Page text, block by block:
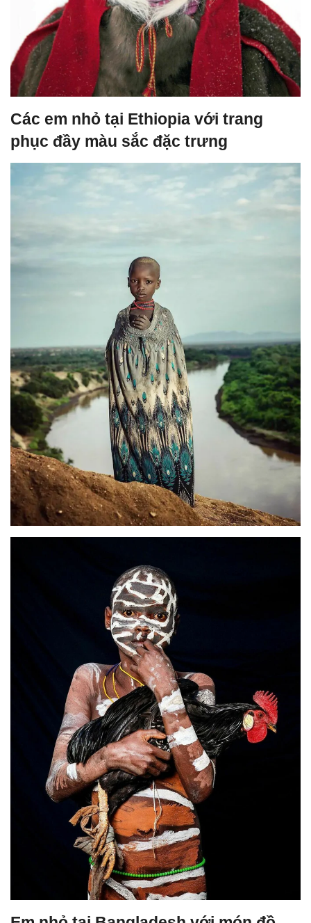
Các em nhỏ tại Ethiopia với trang
phục đầy màu sắc đặc trưng